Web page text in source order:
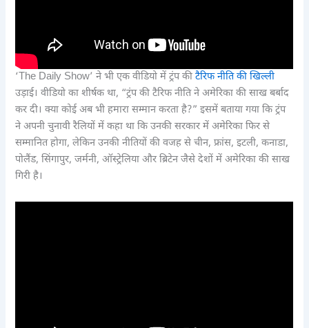
‘The Daily Show’ ने भी एक वीडियो में ट्रंप कीटैरिफ नीति की खिल्ली
उड़ाई। वीडियो का शीर्षक था, “ट्रंप की टैरिफ नीति ने अमेरिका की साख बर्बाद
कर दी। क्या कोई अब भी हमारा सम्मान करता है?” इसमें बताया गया कि ट्रंप
ने अपनी चुनावी रैलियों में कहा था कि उनकी सरकार में अमेरिका फिर से
सम्मानित होगा, लेकिन उनकी नीतियों की वजह से चीन, फ्रांस, इटली, कनाडा,
पोलैंड, सिंगापुर, जर्मनी, ऑस्ट्रेलिया और ब्रिटेन जैसे देशों में अमेरिका की साख
गिरी है।